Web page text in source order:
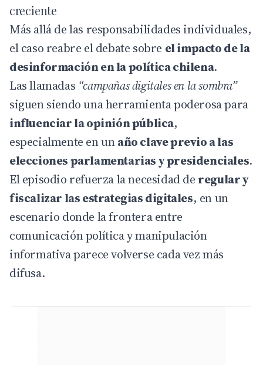
creciente
Más allá de las responsabilidades individuales,
el caso reabre el debate sobre el impacto de la
desinformación en la política chilena.
Las llamadas “campañas digitales en la sombra”
siguen siendo una herramienta poderosa para
influenciar la opinión pública,
especialmente en unaño clave previo a las
elecciones parlamentarias y presidenciales.
El episodio refuerza la necesidad de regular y
fiscalizar las estrategias digitales, en un
escenario donde la frontera entre
comunicación política y manipulación
informativa parece volverse cada vez más
difusa.